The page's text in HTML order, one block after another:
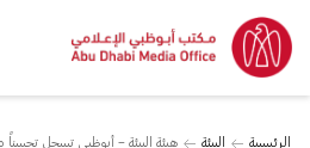
الرئيسية البيئة هيئة البيئة – أبوظبي تسجل